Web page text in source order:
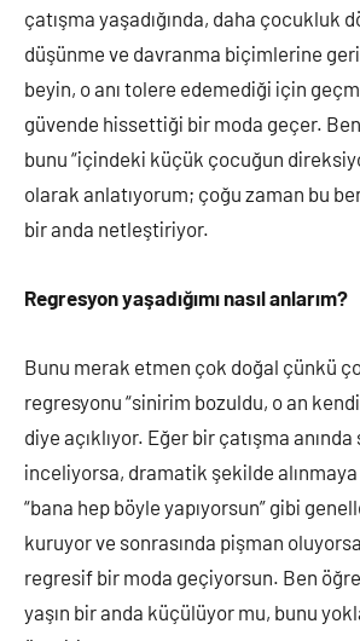
çatışma yaşadığında, daha çocukluk
düşünme ve davranma biçimlerine
beyin, o anı tolere edemediği için
güvende hissettiği bir moda geçer.
bunu “içindeki küçük çocuğun
olarak anlatıyorum; çoğu zaman bu
bir anda netleştiriyor.
Regresyon yaşadığımı nasıl anlarım?
Bunu merak etmen çok doğal çünkü
regresyonu “sinirim bozuldu, o an
diye açıklıyor. Eğer bir çatışma
inceliyorsa, dramatik şekilde alınmaya
“bana hep böyle yapıyorsun” gibi
kuruyor ve sonrasında pişman
regresif bir moda geçiyorsun. Ben
yaşın bir anda küçülüyor mu, bunu